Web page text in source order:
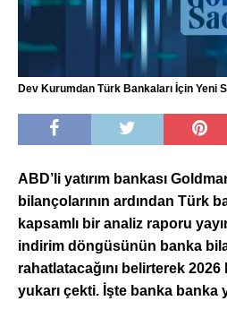
Dev Kurumdan Türk Bankaları İçin Yeni
ABD’li yatırım bankası
bilançolarının ardından Türk
kapsamlı bir analiz raporu
indirim döngüsünün banka
rahatlatacağını belirterek 2026
yukarı çekti. İşte banka